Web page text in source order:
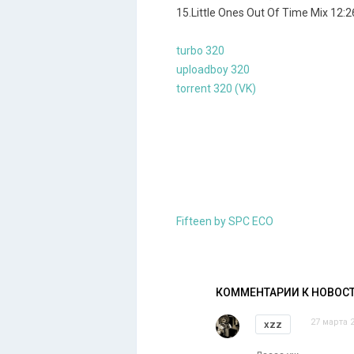
15.Little Ones Out Of Time Mix
turbo 320
uploadboy 320
torrent 320 (VK)
Fifteen by SPC ECO
КОММЕНТАРИИ К
xzz 27 марта